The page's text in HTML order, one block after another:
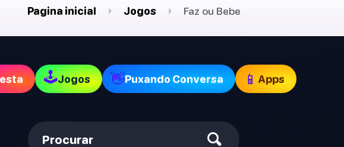
Pagina inicial Jogos Faz ou Bebe
🕹Jogos 👋Puxando Conversa 📱 Apps
Procurar